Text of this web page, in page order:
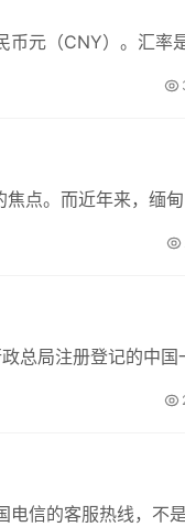
币元（CNY）。汇率
点。而近年来，缅
总局注册登记的中国
电信的客服热线，不